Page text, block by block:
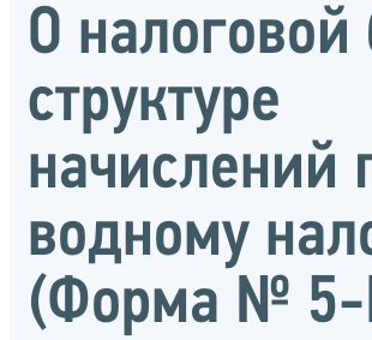
О налоговой
структуре
начислений
водному
(Форма №